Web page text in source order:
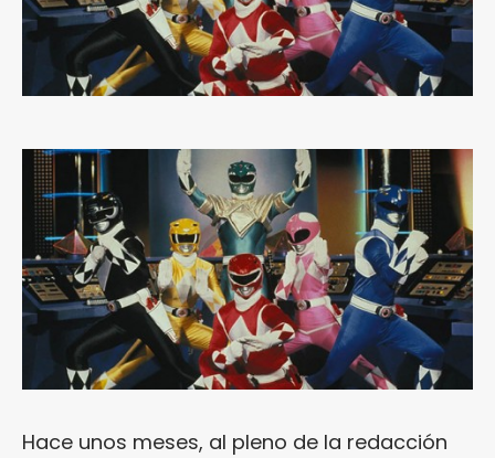
Hace unos meses, al pleno de la redacción